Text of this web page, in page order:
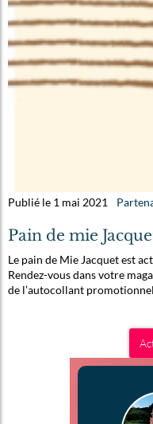
Publié le 1 mai 2021
Pain de mie
Le pain de Mie Jacquet est
Rendez-vous dans votre
de l’autocollant